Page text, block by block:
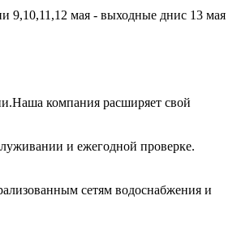
9,10,11,12 мая - выходные днис 13 мая
компания расширяет свой
и ежегодной проверке.
сетям водоснабжения и